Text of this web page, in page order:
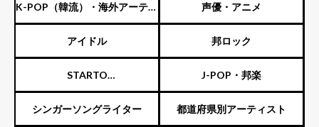
K-POP（韓流）・海外アーティ
スト
声優・アニメ
アイドル 邦ロック
STARTO
ENTERTAINMENT（旧ジャニ
J-POP・邦楽
シンガーソングライター 都道府県別アーティスト